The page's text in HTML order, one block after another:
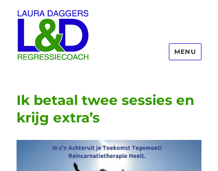
MENU
Ik betaal twee sessies en
krijg extra’s